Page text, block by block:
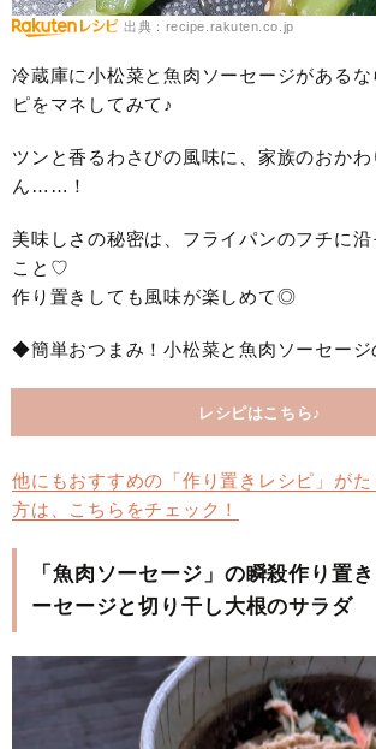
出典：recipe.rakuten.co.jp
冷蔵庫に小松菜と魚肉ソーセージがある
ピをマネしてみて♪
ツンと香るわさびの風味に、家族のおか
ん……！
美味しさの秘密は、フライパンのフチに
こと♡
作り置きしても風味が楽しめて◎
◆簡単おつまみ！小松菜と魚肉ソーセージ
レシピはこちら♪
他にもおすすめの「作り置きレシピ」が
方は、こちらをチェック！
「魚肉ソーセージ」の瞬殺作り置
ーセージと切り干し大根のサラダ